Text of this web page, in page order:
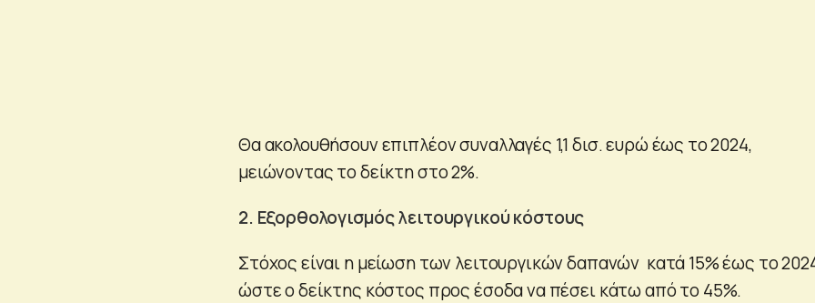
Θα ακολουθήσουν επιπλέον συναλλαγές 1,1 δισ. ευρώ έως το 2024,
μειώνοντας το δείκτη στο 2%.
2. Εξορθολογισμός λειτουργικού κόστους
Στόχος είναι η μείωση των λειτουργικών δαπανών κατά 15% έως το
ώστε ο δείκτης κόστος προς έσοδα να πέσει κάτω από το 45%.